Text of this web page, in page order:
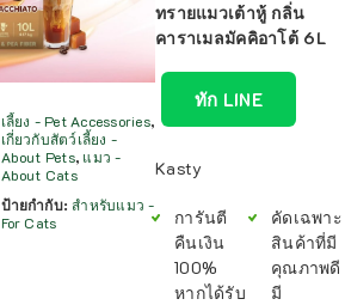
เลี้ยง - Pet Accessories,
เกี่ยวกับสัตว์เลี้ยง -
About Pets, แมว -
About Cats
ป้ายกำกับ:สำหรับแมว -
For Cats
ทรายแมวเต้าหู้ กลิ่น
คาราเมลมัคคิอาโต้ 6L
ทัก LINE
Kasty
การันตี
คืนเงิน
100%
หากได้รับ
คัดเฉพาะ
สินค้าที่มี
คุณภาพดี
มี